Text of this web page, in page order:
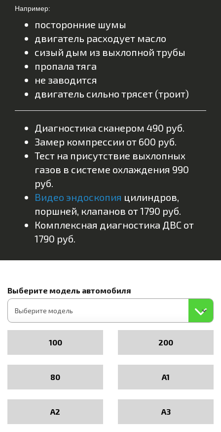
Например:
посторонние шумы
двигатель расходует масло
сизый дым из выхлопной трубы
пропала тяга
не заводится
двигатель сильно трясет (троит)
Диагностика сканером 490 руб.
Замер компрессии от 600 руб.
Тест на присутствие выхлопных
газов в системе охлаждения 990
руб.
Видео эндоскопия цилиндров,
поршней, клапанов от 1790 руб.
Комплексная диагностика ДВС от
1790 руб.
Выберите модель автомобиля
100 200
80 A1
A2 A3